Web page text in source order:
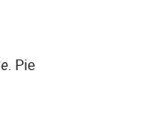
. Pie